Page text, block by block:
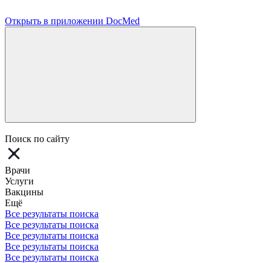
Открыть в приложении DocMed
Поиск по сайту
Врачи
Услуги
Вакцины
Ещё
Все результаты поиска
Все результаты поиска
Все результаты поиска
Все результаты поиска
Все результаты поиска